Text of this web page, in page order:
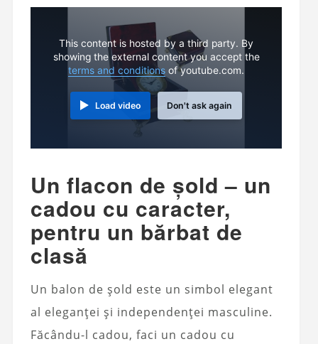
This content is hosted by a third party. By
showing the external content you accept the
terms and conditions of youtube.com.
Load video Don't ask again
Un flacon de șold – un
cadou cu caracter,
pentru un bărbat de
clasă
Un balon de șold este un simbol elegant
al eleganței și independenței masculine.
Făcându-l cadou, faci un cadou cu